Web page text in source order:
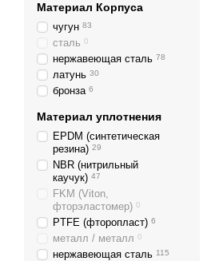
41 мм 1
43 мм 2
44 мм 1
46 мм 5
48 мм
49 мм 2
51 мм 2
53 мм 1
54 мм 4
54,5 мм 1
56 мм 1
57 мм 5
58 мм
59 мм
60 мм
Материал Корпуса
чугун 83
сталь 0
нержавеющая сталь 78
латунь 30
бронза 6
Материал уплотнения
EPDM (синтетическая
резина) 29
NBR (нитрильный
каучук) 47
FKM (Viton,
фторэластомер) 0
PTFE (фторопласт) 6
металл / металл 0
нержавеющая сталь 115